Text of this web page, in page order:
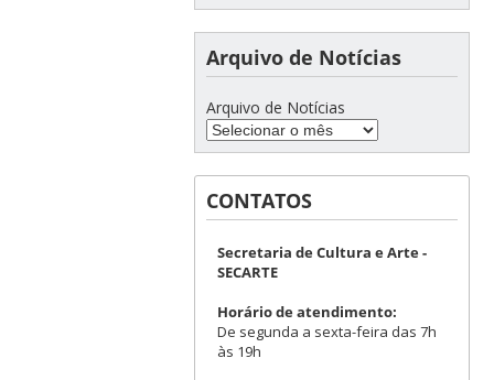
Arquivo de Notícias
Arquivo de Notícias
CONTATOS
Secretaria de Cultura e Arte -
SECARTE
Horário de atendimento:
De segunda a sexta-feira das 7h
às 19h